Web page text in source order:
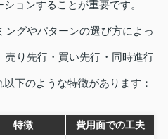
ョンすることが重要です。
グやパターンの選び方によっ
売り先行・買い先行・同時進行
下のような特徴があります：
特徴 費用面での工夫